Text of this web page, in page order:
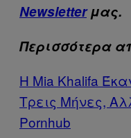
Newsletterμας.
Περισσότερα
Η Mia Khalifa
Τρεις Μήνες,
Pornhub